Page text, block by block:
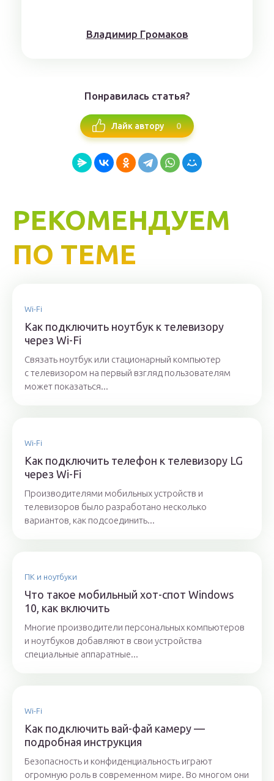
Влaдимиp Гpoмaкoв
Понравилась статья?
Лайк автору 0
РЕКОМЕНДУЕМ
ПО ТЕМЕ
Wi-Fi
Как подключить ноутбук к телевизору
через Wi-Fi
Связать ноутбук или стационарный компьютер
с телевизором на первый взгляд пользователям
может показаться...
Wi-Fi
Как подключить телефон к телевизору LG
через Wi-Fi
Производителями мобильных устройств и
телевизоров было разработано несколько
вариантов, как подсоединить...
ПК и ноутбуки
Что такое мобильный хот-спот Windows
10, как включить
Многие производители персональных компьютеров
и ноутбуков добавляют в свои устройства
специальные аппаратные...
Wi-Fi
Как подключить вай-фай камеру —
подробная инструкция
Безопасность и конфиденциальность играют
огромную роль в современном мире. Во многом они